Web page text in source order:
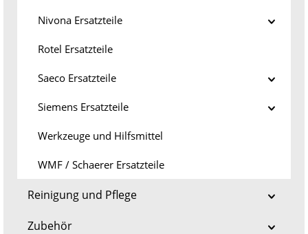
Nivona Ersatzteile
Rotel Ersatzteile
Saeco Ersatzteile
Siemens Ersatzteile
Werkzeuge und Hilfsmittel
WMF / Schaerer Ersatzteile
Reinigung und Pflege
Zubehör